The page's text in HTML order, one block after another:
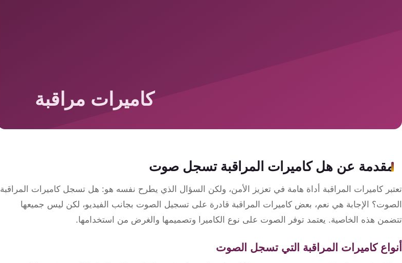
مقدمة عن هل كاميرات المراقبة تسجل صوت
تعتبر كاميرات المراقبة أداة هامة في تعزيز الأمن، ولكن السؤال الذي يطرح نفسه هو: هل تسجل كاميرات المراقبة
الصوت؟ الإجابة هي نعم، بعض كاميرات المراقبة قادرة على تسجيل الصوت بجانب الفيديو، لكن ليس جميعها
تتضمن هذه الخاصية. يعتمد توفر الصوت على نوع الكاميرا وتصميمها والغرض من استخدامها.
أنواع كاميرات المراقبة التي تسجل الصوت
والمصانع
جهاز
الحضور
والانصراف
شبكات